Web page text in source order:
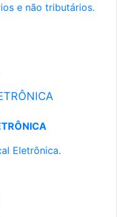
e não tributários.
Eletrônica.